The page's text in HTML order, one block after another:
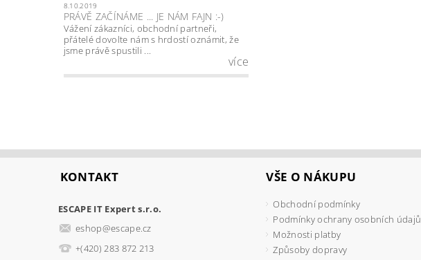
8.10.2019
PRÁVĚ ZAČÍNÁME ... JE NÁM FAJN :-)
Vážení zákazníci, obchodní partneři,
přátelé dovolte nám s hrdostí oznámit, že
jsme právě spustili ...
více
KONTAKT
ESCAPE IT Expert s.r.o.
eshop@escape.cz
+(420) 283 872 213
VŠE O NÁKUPU
Obchodní podmínky
Podmínky ochrany osobních údajů
Možnosti platby
Způsoby dopravy